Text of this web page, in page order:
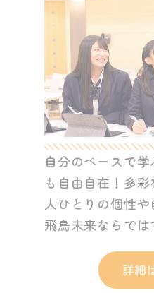
自分のペースで
も自由自在！多
人ひとりの個性
飛鳥未来ならでは
詳細